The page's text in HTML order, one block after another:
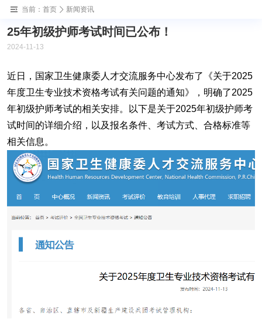
当前： 首页 新闻资讯
25年初级护师考试时间已公布！
2024-11-13
‌近日，国家卫生健康委人才交流服务中心发布了《关于2025
年度卫生专业技术资格考试有关问题的通知》，明确了2025
年初级护师考试的相关安排。以下是关于2025年初级护师考
试时间的详细介绍，以及报名条件、考试方式、合格标准等
相关信息。